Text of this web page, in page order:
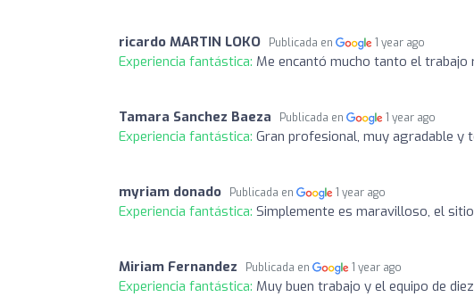
ricardo MARTIN LOKO Publicada en 1 year ago
Experiencia fantástica: Me encantó mucho tanto el
Tamara Sanchez Baeza Publicada en 1 year ago
Experiencia fantástica: Gran profesional, muy agradable y
myriam donado Publicada en 1 year ago
Experiencia fantástica: Simplemente es maravilloso, el
Miriam Fernandez Publicada en 1 year ago
Experiencia fantástica: Muy buen trabajo y el equipo de diez